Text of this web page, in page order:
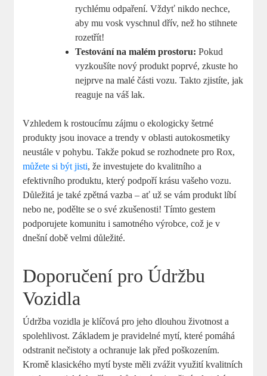
⁣rychlému odpaření. Vždyť ‌nikdo nechce,
aby mu vosk⁤ vyschnul dřív, ⁤než ho stihnete⁤
rozetřít!
Testování ⁢na malém prostoru: Pokud
vyzkoušíte ⁢nový produkt poprvé, zkuste ho
nejprve na malé části vozu. ⁢Takto zjistíte, jak​
reaguje ‌na ​váš lak.
Vzhledem k rostoucímu⁢ zájmu o ekologicky šetrné ​
produkty jsou ​inovace a trendy v oblasti ⁢autokosmetiky
neustále ‌v pohybu. Takže pokud ​se rozhodnete pro Rox,
můžete si být jisti, že investujete ⁣do kvalitního ‍a
efektivního produktu, který podpoří ​krásu vašeho⁣ vozu.
Důležitá je⁢ také ⁢zpětná ⁣vazba – ať už se vám produkt líbí
nebo ne, podělte se o své zkušenosti! ⁢Tímto gestem
podporujete komunitu i‌ samotného výrobce,⁢ což​ je‌ v
dnešní době velmi důležité.
Doporučení pro Údržbu ​
Vozidla
Údržba vozidla je klíčová pro jeho dlouhou životnost ⁣a
spolehlivost. Základem​ je pravidelné mytí, které​ pomáhá
odstranit nečistoty a ochranuje ‍lak před poškozením.
Kromě ⁣klasického mytí byste měli⁢ zvážit ‌využití ⁢kvalitních